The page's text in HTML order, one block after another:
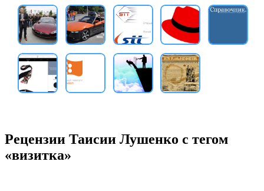
Рецензии Таисии Лушенко с тегом
«визитка»